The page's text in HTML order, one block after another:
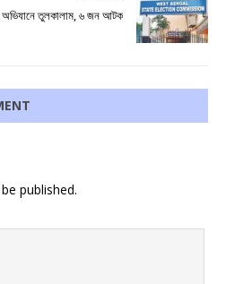
তুলকালাম, ৬ জন আটক
published.